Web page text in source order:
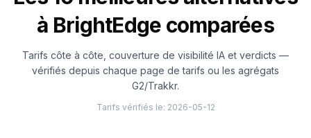
à BrightEdge comparées
Tarifs côte à côte, couverture de visibilité IA et verdicts —
vérifiés depuis chaque page de tarifs ou les agrégats
G2/Trakkr.
Tarifs vérifiés le: 2026-05-12